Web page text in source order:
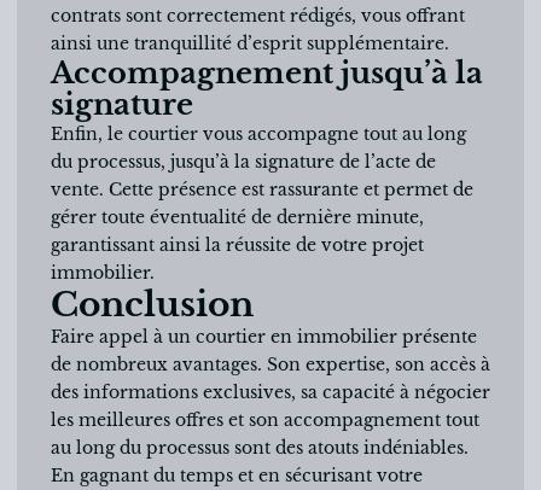
contrats sont correctement rédigés, vous offrant
ainsi une tranquillité d’esprit supplémentaire.
Accompagnement jusqu’à la
signature
Enfin, le courtier vous accompagne tout au long
du processus, jusqu’à la signature de l’acte de
vente. Cette présence est rassurante et permet de
gérer toute éventualité de dernière minute,
garantissant ainsi la réussite de votre projet
immobilier.
Conclusion
Faire appel à un courtier en immobilier présente
de nombreux avantages. Son expertise, son accès à
des informations exclusives, sa capacité à négocier
les meilleures offres et son accompagnement tout
au long du processus sont des atouts indéniables.
En gagnant du temps et en sécurisant votre